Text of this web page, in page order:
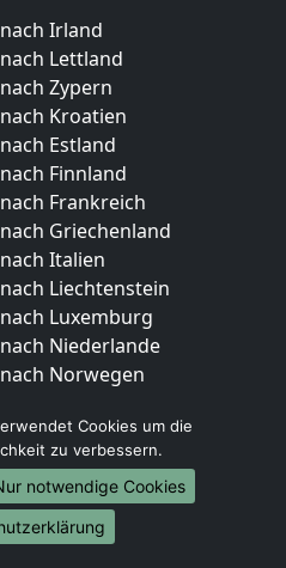
Irland
Lettland
Zypern
Kroatien
Estland
Finnland
Frankreich
Griechenland
Italien
Liechtenstein
Luxemburg
Niederlande
Norwegen
Berlin
Hamburg
München
Köln
Cookies um die
zu verbessern.
notwendige Cookies